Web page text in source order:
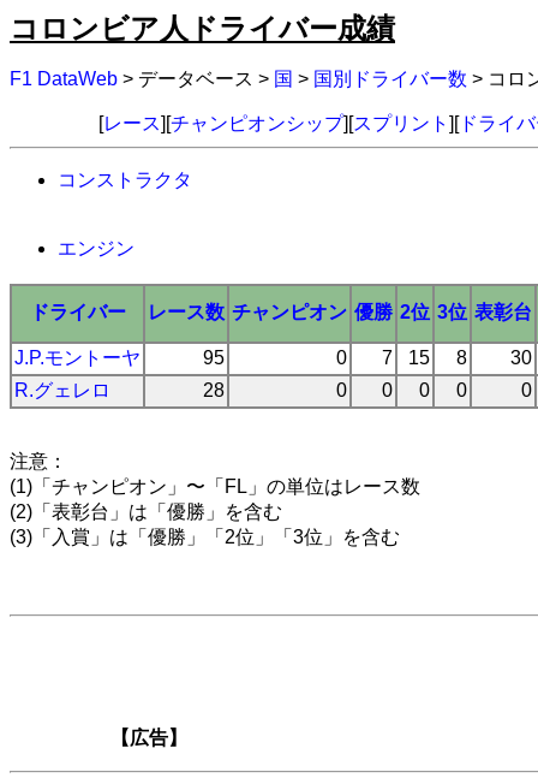
コロンビア人ドライバー成績
F1 DataWeb > データベース > 国 > 国別ドライバー数 > コロ
[レース][チャンピオンシップ][スプリント ][ドライ
コンストラクタ
エンジン
ドライバー レース数 チャンピオン 優勝 2位 3位 表彰台
J.P.モントーヤ 95 0 7 15 8
30
R.グェレロ
28 0 0 0 0 0
注意：
(1)「チャンピオン」〜「FL」の単位はレース数
(2)「表彰台」は「優勝」を含む
(3)「入賞」は「優勝」「2位」「3位」を含む
【広告】